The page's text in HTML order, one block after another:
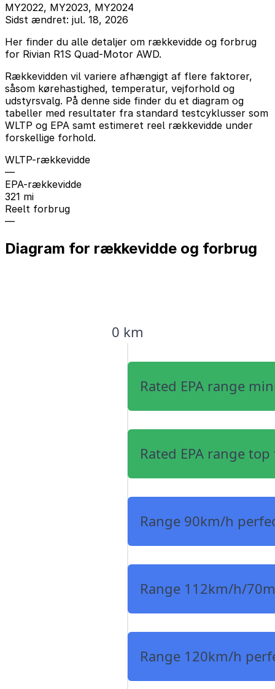
MY2022, MY2023, MY2024
Sidst ændret: jul. 18, 2026
Her finder du alle detaljer om rækkevidde og forbrug
for Rivian R1S Quad-Motor AWD.
Rækkevidden vil variere afhængigt af flere faktorer,
såsom kørehastighed, temperatur, vejforhold og
udstyrsvalg. På denne side finder du et diagram og
tabeller med resultater fra standard testcyklusser som
WLTP og EPA samt estimeret reel rækkevidde under
forskellige forhold.
WLTP-rækkevidde
—
EPA-rækkevidde
321 mi
Reelt forbrug
—
Diagram for rækkevidde og forbrug